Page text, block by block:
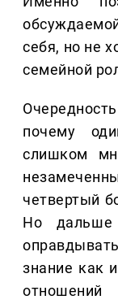
себя, но не
семейной
почему
слишком
четвертый
Но дальше
знание как